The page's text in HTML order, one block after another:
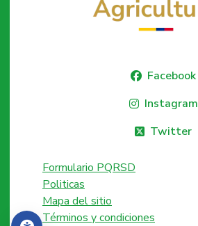
Facebook
Instagram
Twitter
Formulario PQRSD
Politicas
Mapa del sitio
Términos y condiciones